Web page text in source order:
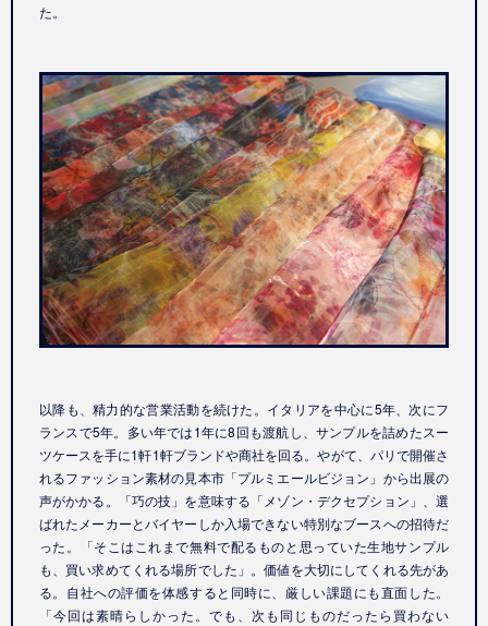
た。
以降も、精力的な営業活動を続けた。イタリアを中心に5年、次にフ
ランスで5年。多い年では1年に8回も渡航し、サンプルを詰めたスー
ツケースを手に1軒1軒ブランドや商社を回る。やがて、パリで開催さ
れるファッション素材の見本市「プルミエールビジョン」から出展の
声がかかる。「巧の技」を意味する「メゾン・デクセプション」、選
ばれたメーカーとバイヤーしか入場できない特別なブースへの招待だ
った。「そこはこれまで無料で配るものと思っていた生地サンプル
も、買い求めてくれる場所でした」。価値を大切にしてくれる先があ
る。自社への評価を体感すると同時に、厳しい課題にも直面した。
「今回は素晴らしかった。でも、次も同じものだったら買わない